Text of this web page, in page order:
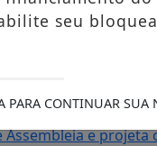
município
definindo finalistas
de Carol
da Lei Maria da
e
seu
PARA CONTINUAR SUA